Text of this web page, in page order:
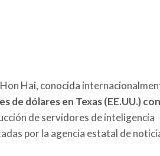
Hai, conocida
de dólares en Texas (EE.UU.)
de servidores de inteligencia
por la agencia estatal de